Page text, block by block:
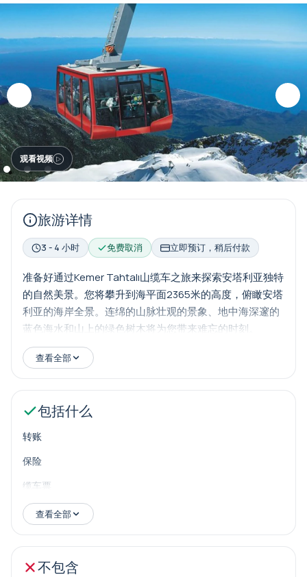
观看视频
旅游详情
3 - 4 小时 免费取消 立即预订，稍后付款
准备好通过Kemer Tahtalı山缆车之旅来探索安塔利亚独特
的自然美景。您将攀升到海平面2365米的高度，俯瞰安塔
利亚的海岸全景。连绵的山脉壮观的景象、地中海深邃的
蓝色海水和山上的绿色树木将为您带来难忘的时刻。
查看全部
包括什么
转账
保险
缆车票
查看全部
不包含